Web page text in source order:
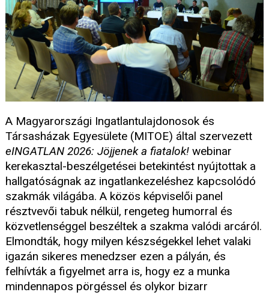
A Magyarországi Ingatlantulajdonosok és
Társasházak Egyesülete (MITOE) által szervezett
eINGATLAN 2026: Jöjjenek a fiatalok! webinar
kerekasztal-beszélgetései betekintést nyújtottak a
hallgatóságnak az ingatlankezeléshez kapcsolódó
szakmák világába. A közös képviselői panel
résztvevői tabuk nélkül, rengeteg humorral és
közvetlenséggel beszéltek a szakma valódi arcáról.
Elmondták, hogy milyen készségekkel lehet valaki
igazán sikeres menedzser ezen a pályán, és
felhívták a figyelmet arra is, hogy ez a munka
mindennapos pörgéssel és olykor bizarr